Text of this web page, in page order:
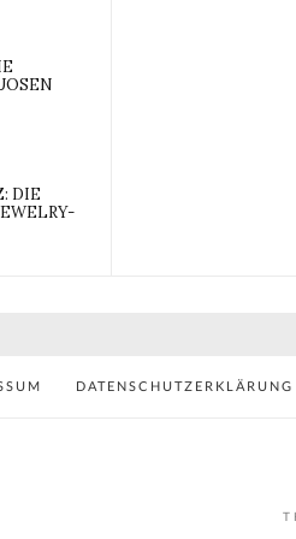
DIE
DATENSCHUTZERKLÄRUNG